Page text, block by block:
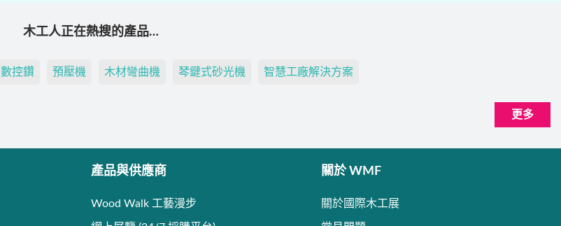
木工人正在熱搜的產品…
數控鑽 預壓機 木材彎曲機 琴鍵式砂光機 智慧工廠解決方案
更多
產品與供應商
Wood Walk 工藝漫步
關於 WMF
關於國際木工展